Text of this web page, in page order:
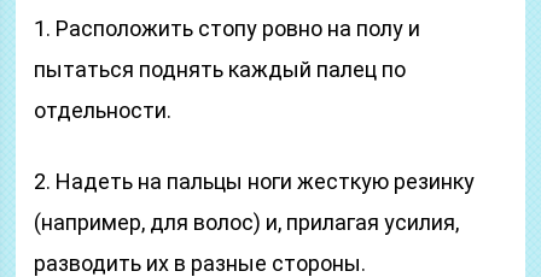
1. Расположить стопу ровно на полу и
пытаться поднять каждый палец по
отдельности.
2. Надеть на пальцы ноги жесткую резинку
(например, для волос) и, прилагая усилия,
разводить их в разные стороны.